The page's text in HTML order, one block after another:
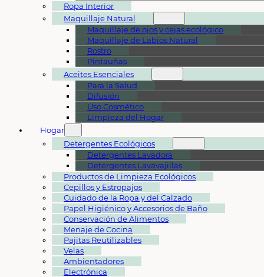
Ropa Interior
Maquillaje Natural
Maquillaje de ojos y cejas ecológico
Maquillaje de Labios Natural
Rostro
Pintauñas
Aceites Esenciales
Para la Salud
Difusión
Uso Cosmético
Limpieza del Hogar
Hogar
Detergentes Ecológicos
Detergentes Lavadora
Detergentes Lavavajillas
Productos de Limpieza Ecológicos
Cepillos y Estropajos
Cuidado de la Ropa y del Calzado
Papel Higiénico y Accesorios de Baño
Conservación de Alimentos
Menaje de Cocina
Pajitas Reutilizables
Velas
Ambientadores
Electrónica